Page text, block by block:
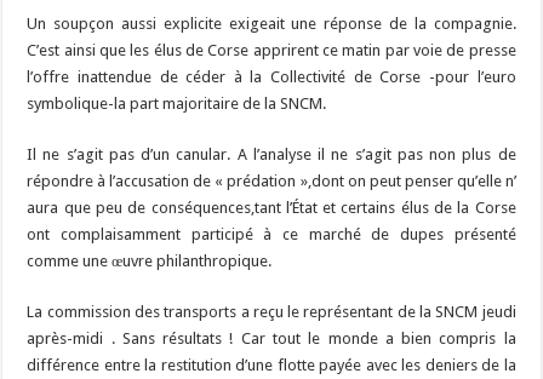
Un soupçon aussi explicite exigeait une réponse de la compagnie.
C’est ainsi que les élus de Corse apprirent ce matin par voie de presse
l’offre inattendue de céder à la Collectivité de Corse -pour l’euro
symbolique-la part majoritaire de la SNCM.
Il ne s’agit pas d’un canular. A l’analyse il ne s’agit pas non plus de
répondre à l’accusation de « prédation »,dont on peut penser qu’elle n’
aura que peu de conséquences,tant l’État et certains élus de la Corse
ont complaisamment participé à ce marché de dupes présenté
comme une œuvre philanthropique.
La commission des transports a reçu le représentant de la SNCM jeudi
après-midi . Sans résultats ! Car tout le monde a bien compris la
différence entre la restitution d’une flotte payée avec les deniers de la